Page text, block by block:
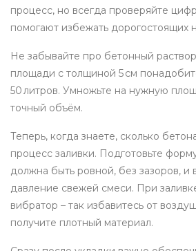
процесс, но всегда проверяйте
помогают избежать дорогостоящих
Не забывайте про бетонный
площади с толщиной 5 см
50 литров. Умножьте на нужную
точный объём.
Теперь, когда знаете, сколько
процесс заливки. Подготовьте
должна быть ровной, без зазоров, и
давление свежей смеси. При
вибратор – так избавитесь от
получите плотный материал.